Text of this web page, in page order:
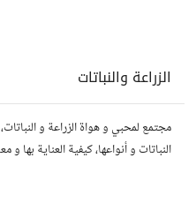
الزراعة والنباتات
مجتمع لمحبي و هواة الزراعة و
النباتات و أنواعها، كيفية العناية بها و